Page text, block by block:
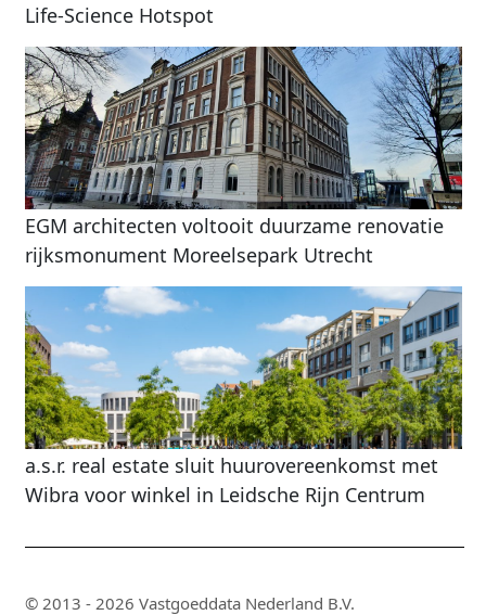
Life-Science Hotspot
EGM architecten voltooit duurzame renovatie
rijksmonument Moreelsepark Utrecht
a.s.r. real estate sluit huurovereenkomst met
Wibra voor winkel in Leidsche Rijn Centrum
© 2013 - 2026 Vastgoeddata Nederland B.V.